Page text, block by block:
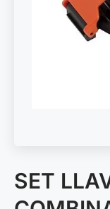
SET